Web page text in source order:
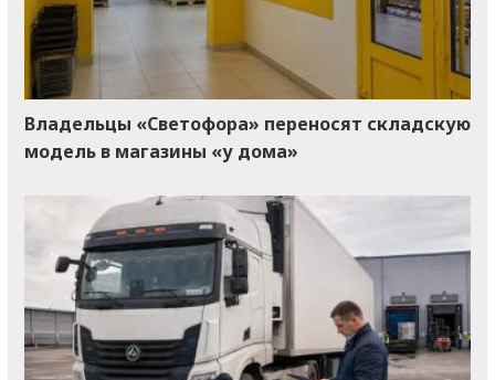
Владельцы «Светофора» переносят складскую
модель в магазины «у дома»